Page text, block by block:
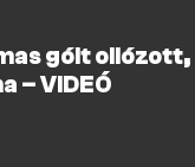
gólt ollózott,
– VIDEÓ